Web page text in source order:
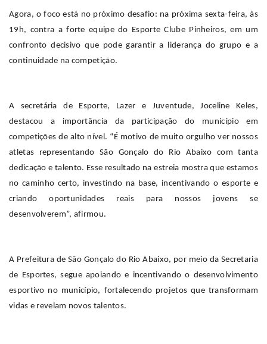
Agora, o foco está no próximo desafio: na próxima sexta-feira, às
19h, contra a forte equipe do Esporte Clube Pinheiros, em um
confronto decisivo que pode garantir a liderança do grupo e a
continuidade na competição.
A secretária de Esporte, Lazer e Juventude, Joceline Keles,
destacou a importância da participação do município em
competições de alto nível. “É motivo de muito orgulho ver nossos
atletas representando São Gonçalo do Rio Abaixo com tanta
dedicação e talento. Esse resultado na estreia mostra que estamos
no caminho certo, investindo na base, incentivando o esporte e
criando oportunidades reais para nossos jovens se
desenvolverem”, afirmou.
A Prefeitura de São Gonçalo do Rio Abaixo, por meio da Secretaria
de Esportes, segue apoiando e incentivando o desenvolvimento
esportivo no município, fortalecendo projetos que transformam
vidas e revelam novos talentos.